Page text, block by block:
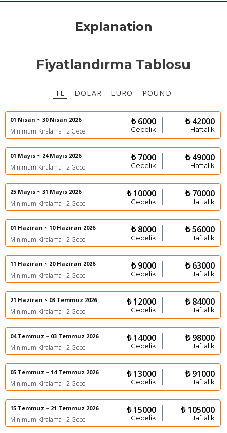
Explanation
Fiyatlandırma Tablosu
TL DOLAR EURO POUND
01 Nisan ~ 30 Nisan 2026
Minimum Kiralama : 2 Gece
₺ 6000
Gecelik
₺ 42000
Haftalık
01 Mayıs ~ 24 Mayıs 2026
Minimum Kiralama : 2 Gece
₺ 7000
Gecelik
₺ 49000
Haftalık
25 Mayıs ~ 31 Mayıs 2026
Minimum Kiralama : 2 Gece
₺ 10000
Gecelik
₺ 70000
Haftalık
01 Haziran ~ 10 Haziran 2026
Minimum Kiralama : 2 Gece
₺ 8000
Gecelik
₺ 56000
Haftalık
11 Haziran ~ 20 Haziran 2026
Minimum Kiralama : 2 Gece
₺ 9000
Gecelik
₺ 63000
Haftalık
21 Haziran ~ 03 Temmuz 2026
Minimum Kiralama : 2 Gece
₺ 12000
Gecelik
₺ 84000
Haftalık
04 Temmuz ~ 03 Temmuz 2026
Minimum Kiralama : 2 Gece
₺ 14000
Gecelik
₺ 98000
Haftalık
05 Temmuz ~ 14 Temmuz 2026
Minimum Kiralama : 2 Gece
₺ 13000
Gecelik
₺ 91000
Haftalık
15 Temmuz ~ 21 Temmuz 2026
Minimum Kiralama : 2 Gece
₺ 15000
Gecelik
₺ 105000
Haftalık